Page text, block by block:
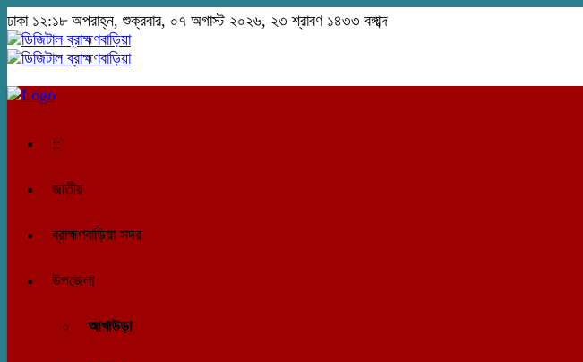
ঢাকা ১২:১৮ অপরাহ্ন, শুক্রবার, ০৭ অগাস্ট ২০২৬, ২৩ শ্রাবণ ১৪৩৩ বঙ্গাব্দ
::
জাতীয়
ব্রাহ্মণবাড়িয়া সদর
উপজেলা
আখাউড়া